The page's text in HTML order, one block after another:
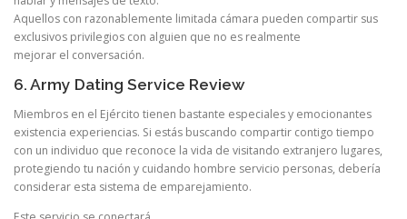
Aquellos con razonablemente limitada cámara pueden compartir sus
exclusivos privilegios con alguien que no es realmente
mejorar el conversación.
6. Army Dating Service Review
Miembros en el Ejército tienen bastante especiales y emocionantes
existencia experiencias. Si estás buscando compartir contigo tiempo
con un individuo que reconoce la vida de visitando extranjero lugares,
protegiendo tu nación y cuidando hombre servicio personas, debería
considerar esta sistema de emparejamiento.